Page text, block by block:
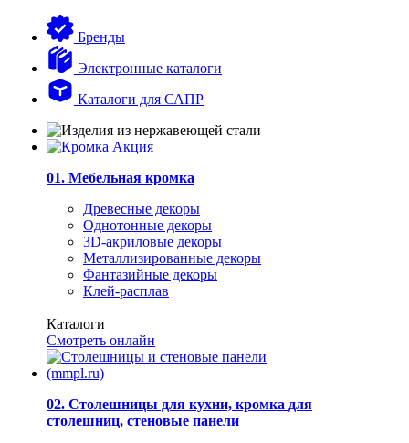
Бренды
Электронные каталоги
Каталоги для САПР
01. Мебельная кромка
Древесные декоры
Однотонные декоры
3D-акриловые декоры
Металлизированные декоры
Фантазийные декоры
Клей-расплав
Каталоги
Смотреть онлайн
02. Столешницы для кухни, кромка для
столешниц, стеновые панели